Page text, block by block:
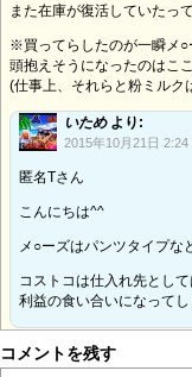
また在庫が復活していたっ
※買ってらしたのが一瞬メ○
頭抱えそうになったのはこ
(仕事上、それらと粉ミルク
いため より:
2015年10月21日 2:24
匿名Tさん
こんにちは^^
メ○ーズはパンツタイプ
コストコは仕入れ先とし
利益の食い合いになって
コメントを残す